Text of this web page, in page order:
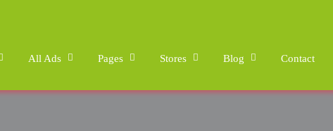
All Ads Pages Stores Blog Contact